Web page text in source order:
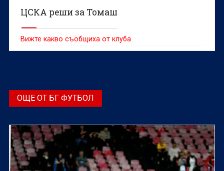
ЦСКА реши за Томаш
Вижте какво съобщиха от клуба
ОЩЕ ОТ БГ ФУТБОЛ